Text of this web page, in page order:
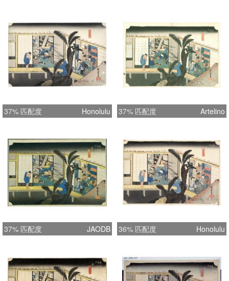
37% 匹配度 Honolulu 37% 匹配度 Artelino
37% 匹配度 JAODB 36% 匹配度 Honolulu